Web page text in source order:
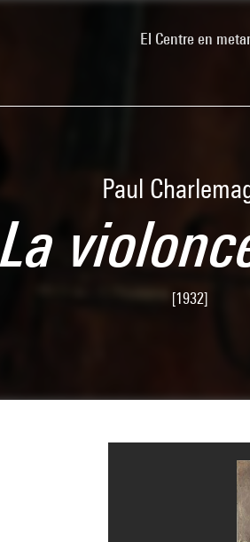
El Centre en
Paul
La
[1932]